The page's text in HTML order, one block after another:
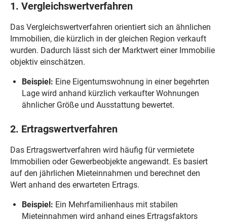
1. Vergleichswertverfahren
Das Vergleichswertverfahren orientiert sich an ähnlichen
Immobilien, die kürzlich in der gleichen Region verkauft
wurden. Dadurch lässt sich der Marktwert einer Immobilie
objektiv einschätzen.
Beispiel: Eine Eigentumswohnung in einer begehrten
Lage wird anhand kürzlich verkaufter Wohnungen
ähnlicher Größe und Ausstattung bewertet.
2. Ertragswertverfahren
Das Ertragswertverfahren wird häufig für vermietete
Immobilien oder Gewerbeobjekte angewandt. Es basiert
auf den jährlichen Mieteinnahmen und berechnet den
Wert anhand des erwarteten Ertrags.
Beispiel: Ein Mehrfamilienhaus mit stabilen
Mieteinnahmen wird anhand eines Ertragsfaktors